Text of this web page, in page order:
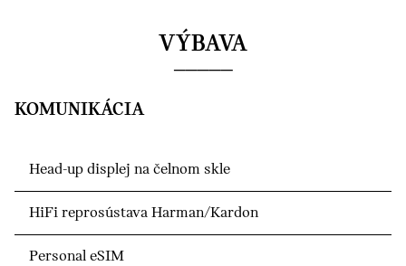
VÝBAVA
KOMUNIKÁCIA
Head-up displej na čelnom skle
HiFi reprosústava Harman/Kardon
Personal eSIM